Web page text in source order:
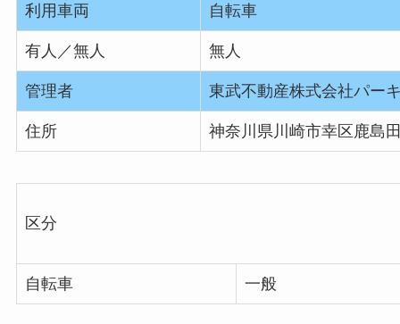
利用車両 自転車
有人／無人 無人
管理者 東武不動産株式会社パー
住所 神奈川県川崎市幸区鹿島
区分
自転車 一般